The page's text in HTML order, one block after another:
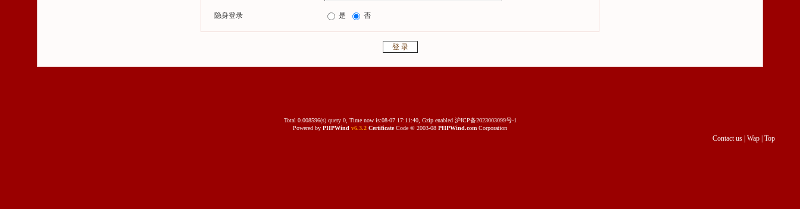
隐身登录 是 否
Total 0.008596(s) query 0, Time now is:08-07 17:11:40, Gzip enabled 沪ICP备2023003099号-1
Powered by PHPWind v6.3.2 CertificateCode © 2003-08 PHPWind.com Corporation
Contact us Wap Top